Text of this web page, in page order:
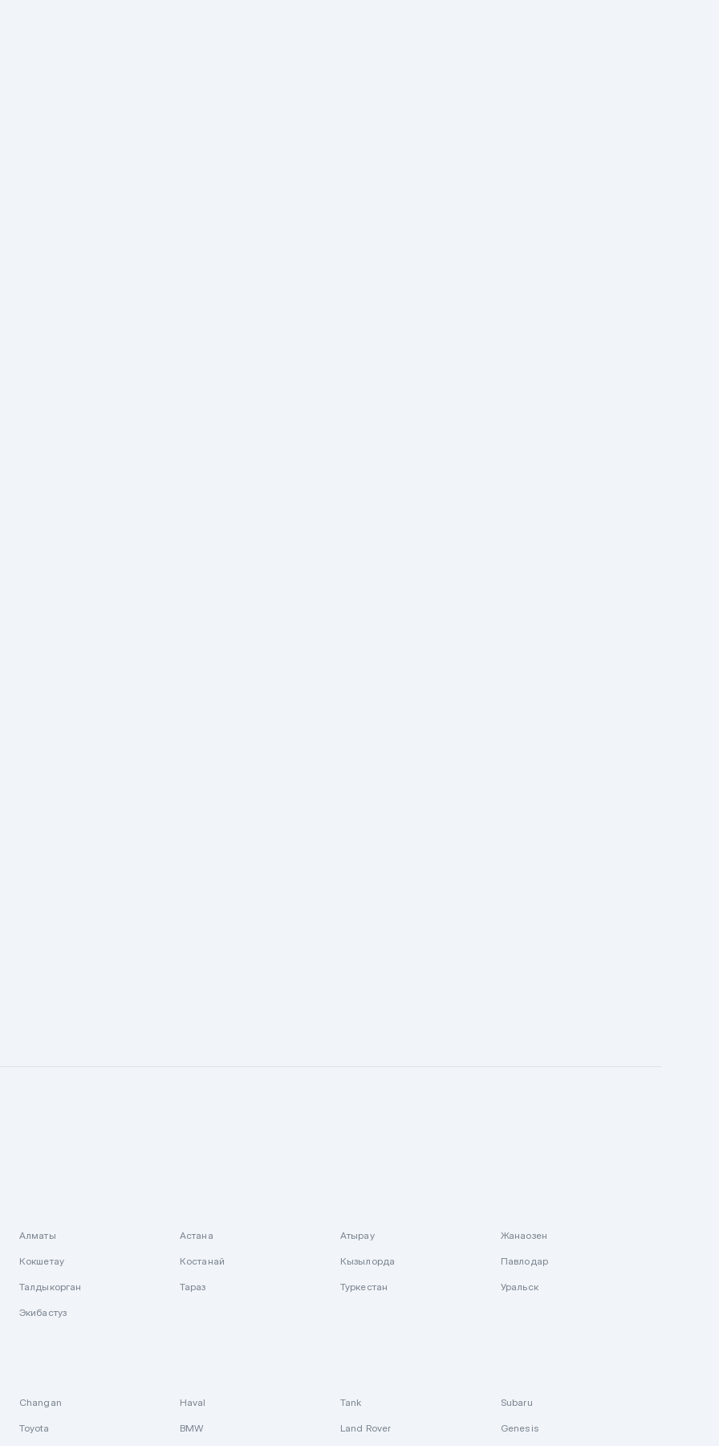
Алматы Астана Атырау Жанаозен
Кокшетау Костанай Кызылорда Павлодар
Талдыкорган Тараз Туркестан Уральск
Экибастуз
Changan Haval Tank Subaru
Toyota BMW Land Rover Genesis